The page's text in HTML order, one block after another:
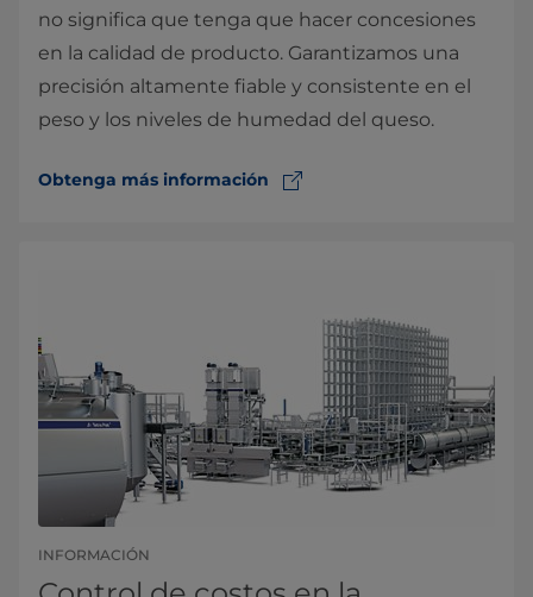
no significa que tenga que hacer concesiones
en la calidad de producto. Garantizamos una
precisión altamente fiable y consistente en el
peso y los niveles de humedad del queso.
Obtenga más información
INFORMACIÓN